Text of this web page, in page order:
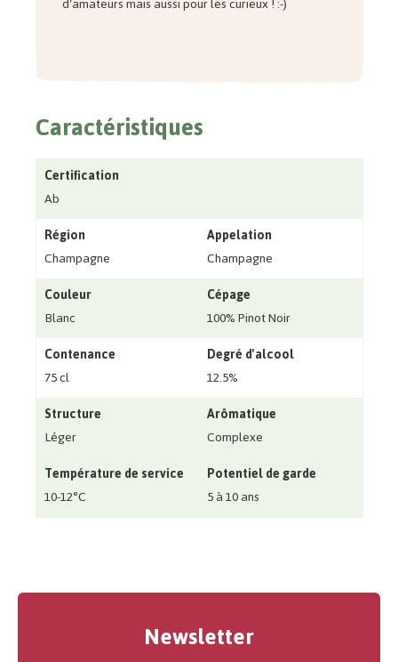
Caractéristiques
Certification
Ab
Région
Champagne
Appelation
Champagne
Couleur
Blanc
Cépage
100% Pinot Noir
Contenance
75 cl
Degré d'alcool
12.5%
Structure
Léger
Arômatique
Complexe
Température de service
10-12°C
Potentiel de garde
5 à 10 ans
Newsletter